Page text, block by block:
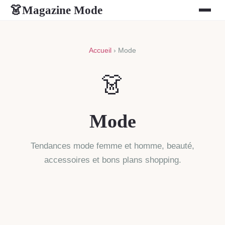
👗Magazine Mode
Accueil › Mode
👗
Mode
Tendances mode femme et homme, beauté,
accessoires et bons plans shopping.